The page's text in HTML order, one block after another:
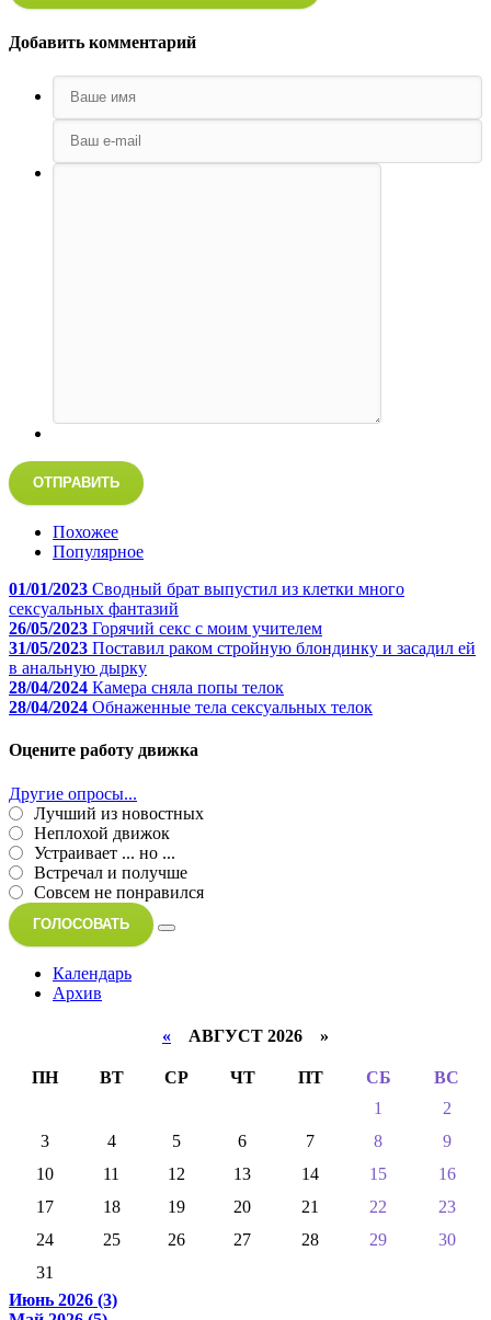
Добавить комментарий
ОТПРАВИТЬ
Похожее
Популярное
01/01/2023 Сводный брат выпустил из клетки много
сексуальных фантазий
26/05/2023 Горячий секс с моим учителем
31/05/2023 Поставил раком стройную блондинку и засадил ей
в анальную дырку
28/04/2024 Камера сняла попы телок
28/04/2024 Обнаженные тела сексуальных телок
Оцените работу движка
Другие опросы...
Лучший из новостных
Неплохой движок
Устраивает ... но ...
Встречал и получше
Совсем не понравился
ГОЛОСОВАТЬ
Календарь
Архив
« АВГУСТ 2026 »
ПН ВТ СР ЧТ ПТ СБ
ВС
1
2
3
4 5 6 7 8
9
10
11 12 13 14 15
16
17
18 19 20 21 22
23
24
25 26 27 28 29
30
31
Июнь 2026 (3)